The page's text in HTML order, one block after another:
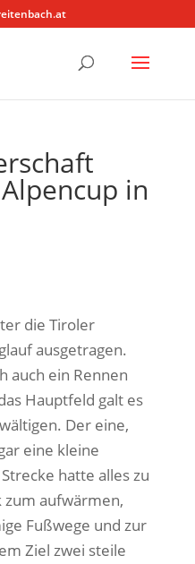
in
die Tiroler
ausgetragen.
auch ein Rennen
Hauptfeld galt es
Der eine,
eine kleine
hatte alles zu
zum aufwärmen,
Fußwege und zur
Ziel zwei steile